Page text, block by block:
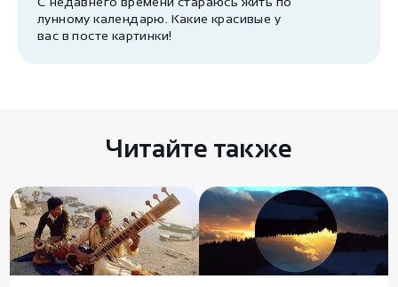
лунному календарю. Какие красивые у
вас в посте картинки!
Читайте также